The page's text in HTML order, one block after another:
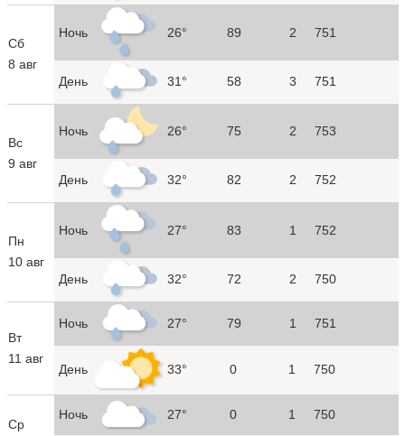
Сб
8 авг
Ночь 26° 89 2 751
День 31° 58 3 751
Вс
9 авг
Ночь 26° 75 2 753
День 32° 82 2 752
Пн
10 авг
Ночь 27° 83 1 752
День 32° 72 2 750
Вт
11 авг
Ночь 27° 79 1 751
День 33° 0 1 750
Ср
Ночь 27° 0 1 750